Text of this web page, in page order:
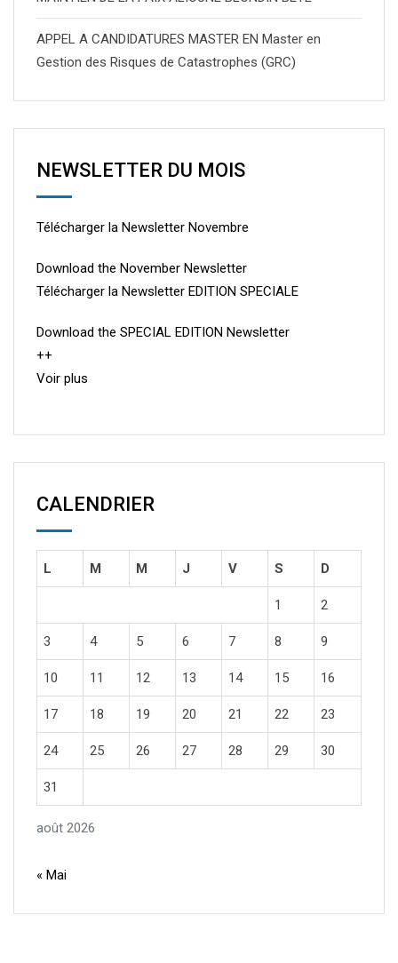
APPEL A CANDIDATURES MASTER EN Master en
Gestion des Risques de Catastrophes (GRC)
NEWSLETTER DU MOIS
Télécharger la Newsletter Novembre
Download the November Newsletter
Télécharger la Newsletter EDITION SPECIALE
Download the SPECIAL EDITION Newsletter
++
Voir plus
CALENDRIER
août 2026
L M M J V S D
1 2
3 4 5 6 7 8 9
10 11 12 13 14 15 16
17 18 19 20 21 22 23
24 25 26 27 28 29 30
31
« Mai